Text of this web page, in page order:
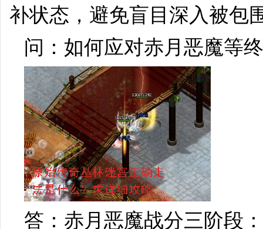
补状态，避免盲目深入被包
问：如何应对赤月恶魔等
答：赤月恶魔战分三阶段：